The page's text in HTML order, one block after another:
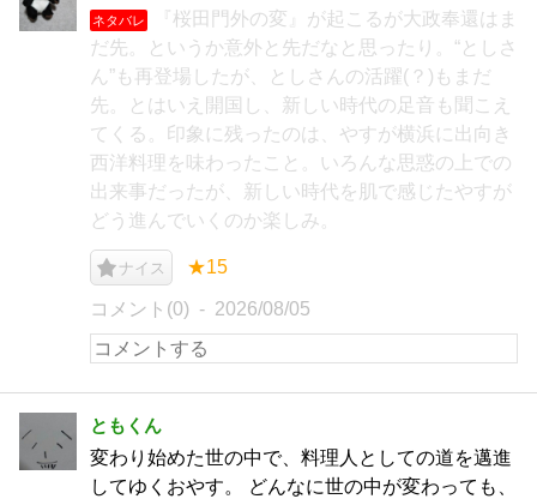
ネタバレ
『桜田門外の変』が起こるが大政奉還はま
だ先。というか意外と先だなと思ったり。“としさ
ん”も再登場したが、としさんの活躍(？)もまだ
先。とはいえ開国し、新しい時代の足音も聞こえ
てくる。印象に残ったのは、やすが横浜に出向き
西洋料理を味わったこと。いろんな思惑の上での
出来事だったが、新しい時代を肌で感じたやすが
どう進んでいくのか楽しみ。
ナイス ★15
コメント(0) 2026/08/05
ともくん
変わり始めた世の中で、料理人としての道を邁進
してゆくおやす。 どんなに世の中が変わっても、